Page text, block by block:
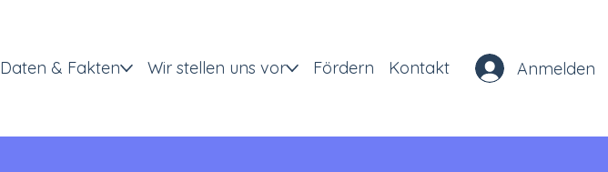
Daten & Fakten Wir stellen uns vor Fördern Kontakt Anmelden